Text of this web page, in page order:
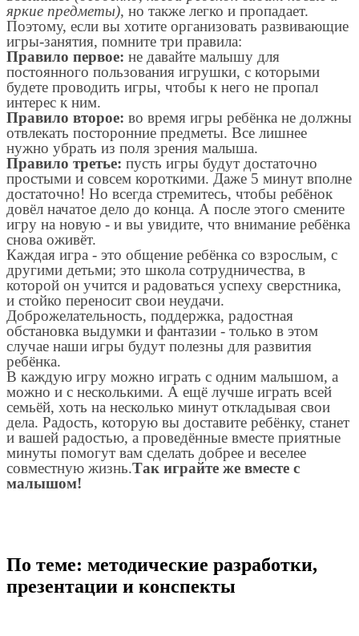
яркие предметы), но также легко и пропадает.
Поэтому, если вы хотите организовать развивающие
игры-занятия, помните три правила:
Правило первое: не давайте малышу для
постоянного пользования игрушки, с которыми
будете проводить игры, чтобы к него не пропал
интерес к ним.
Правило второе: во время игры ребёнка не должны
отвлекать посторонние предметы. Все лишнее
нужно убрать из поля зрения малыша.
Правило третье: пусть игры будут достаточно
простыми и совсем короткими. Даже 5 минут вполне
достаточно! Но всегда стремитесь, чтобы ребёнок
довёл начатое дело до конца. А после этого смените
игру на новую - и вы увидите, что внимание ребёнка
снова оживёт.
Каждая игра - это общение ребёнка со взрослым, с
другими детьми; это школа сотрудничества, в
которой он учится и радоваться успеху сверстника,
и стойко переносит свои неудачи.
Доброжелательность, поддержка, радостная
обстановка выдумки и фантазии - только в этом
случае наши игры будут полезны для развития
ребёнка.
В каждую игру можно играть с одним малышом, а
можно и с несколькими. А ещё лучше играть всей
семьёй, хоть на несколько минут откладывая свои
дела. Радость, которую вы доставите ребёнку, станет
и вашей радостью, а проведённые вместе приятные
минуты помогут вам сделать добрее и веселее
совместную жизнь.Так играйте же вместе с
малышом!
По теме: методические разработки,
презентации и конспекты